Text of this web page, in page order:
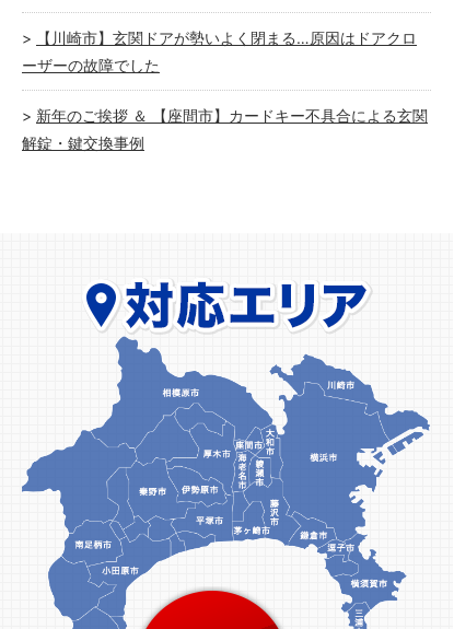
【川崎市】玄関ドアが勢いよく閉まる…原因はドアクロ
ーザーの故障でした
新年のご挨拶 ＆ 【座間市】カードキー不具合による玄関
解錠・鍵交換事例